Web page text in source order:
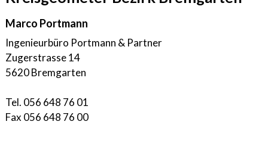
Marco Portmann
Ingenieurbüro Portmann & Partner
Zugerstrasse 14
5620 Bremgarten
Tel. 056 648 76 01
Fax 056 648 76 00